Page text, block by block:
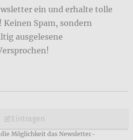
ein und erhalte tolle
Spam, sondern
ausgelesene
Eintragen
Möglichkeit das Newsletter-